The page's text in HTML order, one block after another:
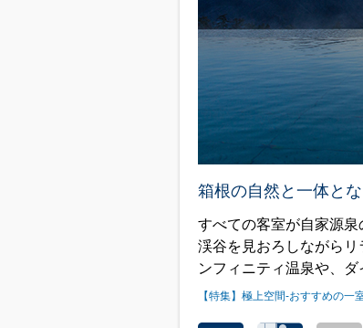
箱根の自然と一体と
すべての客室が自家源
渓谷を見おろしながら
ンフィニティ温泉や、
【特集】極上空間-おすすめの一